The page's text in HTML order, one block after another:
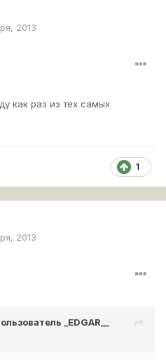
2013
как раз из тех самых
1
2013
_EDGAR__